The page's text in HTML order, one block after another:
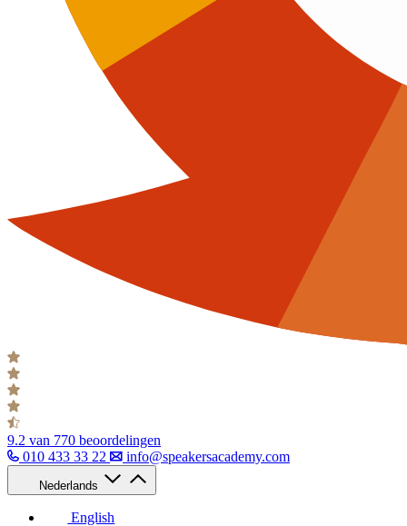
9.2 van 770 beoordelingen
010 433 33 22
info@speakersacademy.com
Nederlands
English